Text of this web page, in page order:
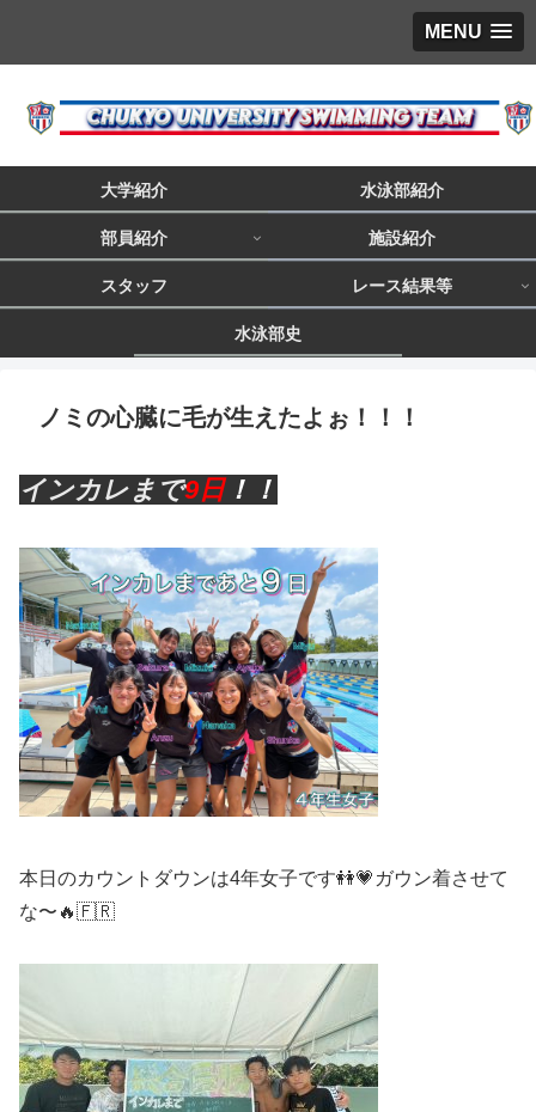
MENU
大学紹介 水泳部紹介
部員紹介 施設紹介
スタッフ レース結果等
水泳部史
ノミの心臓に毛が生えたよぉ！！！
インカレまで9日！！
本日のカウントダウンは4年女子です👭💗ガウン着させて
な〜🔥🇫🇷